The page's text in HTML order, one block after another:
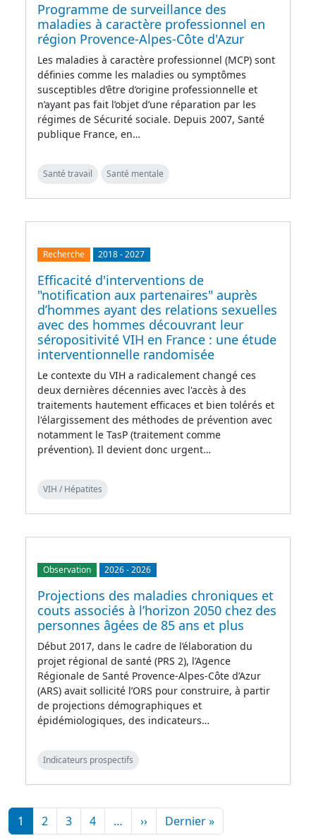
Programme de surveillance des
maladies à caractère professionnel en
région Provence-Alpes-Côte d'Azur
Les maladies à caractère professionnel (MCP) sont
définies comme les maladies ou symptômes
susceptibles d’être d’origine professionnelle et
n’ayant pas fait l’objet d’une réparation par les
régimes de Sécurité sociale. Depuis 2007, Santé
publique France, en…
Santé travail Santé mentale
Recherche 2018-2027
Efficacité d'interventions de
"notification aux partenaires" auprès
d’hommes ayant des relations sexuelles
avec des hommes découvrant leur
séropositivité VIH en France : une étude
interventionnelle randomisée
Le contexte du VIH a radicalement changé ces
deux dernières décennies avec l'accès à des
traitements hautement efficaces et bien tolérés et
l'élargissement des méthodes de prévention avec
notamment le TasP (traitement comme
prévention). Il devient donc urgent…
VIH / Hépatites
Observation 2026-2026
Projections des maladies chroniques et
couts associés à l’horizon 2050 chez des
personnes âgées de 85 ans et plus
Début 2017, dans le cadre de l’élaboration du
projet régional de santé (PRS 2), l’Agence
Régionale de Santé Provence-Alpes-Côte d’Azur
(ARS) avait sollicité l’ORS pour construire, à partir
de projections démographiques et
épidémiologiques, des indicateurs…
Indicateurs prospectifs
Pagination
1 2 3 4 … ››Page suivante
Dernier »Dernière page